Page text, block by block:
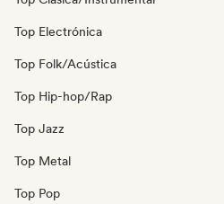
Top Electrónica
Top Folk/Acústica
Top Hip-hop/Rap
Top Jazz
Top Metal
Top Pop